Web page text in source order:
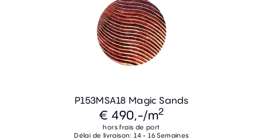
P153MSA18 Magic Sands
€ 490,-/m2
hors frais de port
Délai de livraison: 14 - 16 Semaines